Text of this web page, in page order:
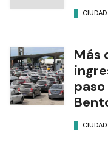
CIUDAD
Más
CIUDAD